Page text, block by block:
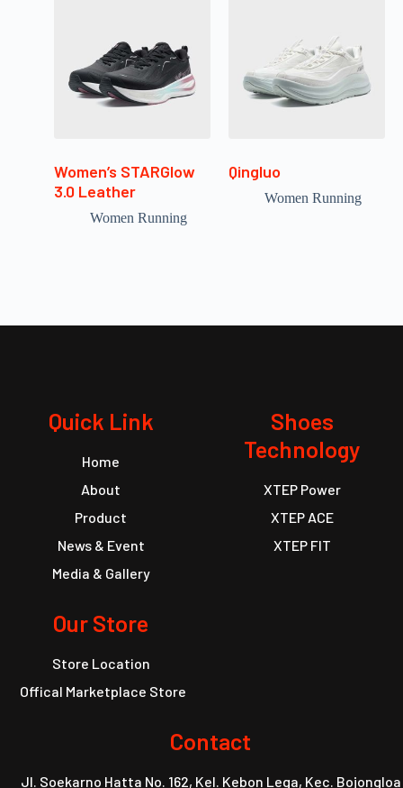
Women’s STARGlow
3.0 Leather
Women Running
Qingluo
Women Running
Quick Link
Home
About
Product
News & Event
Media & Gallery
Shoes
Technology
XTEP Power
XTEP ACE
XTEP FIT
Our Store
Store Location
Offical Marketplace Store
Contact
Jl. Soekarno Hatta No. 162, Kel. Kebon Lega, Kec. Bojongloa